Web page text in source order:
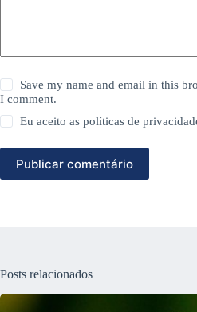
Save my name and email in this
I comment.
Eu aceito aspolíticas de
Publicar comentário
Posts relacionados